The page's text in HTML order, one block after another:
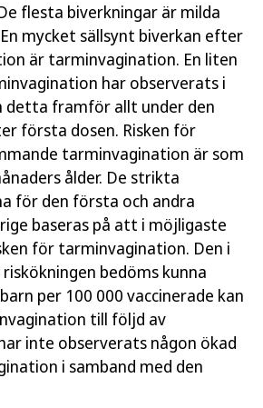
flesta biverkningar är milda
mycket sällsynt biverkan efter
är tarminvagination. En liten
har observerats i
detta framför allt under den
första dosen. Risken för
tarminvagination är som
ålder. De strikta
för den första och andra
baseras på att i möjligaste
för tarminvagination. Den i
bedöms kunna
per 100 000 vaccinerade kan
till följd av
inte observerats någon ökad
i samband med den